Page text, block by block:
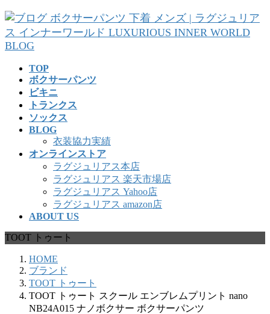
コ
ン
テ
ン
ナ
ビ
ゲ
ー
TOP
ボクサーパンツ
ビキニ
トランクス
ソックス
BLOG
衣装協力実績
オンラインストア
ラグジュリアス本店
ラグジュリアス 楽天市場店
ラグジュリアス Yahoo店
ラグジュリアス amazon店
ABOUT US
TOOT トゥート
HOME
ブランド
TOOT トゥート
TOOT トゥート スクール エンブレムプリント nano
NB24A015 ナノボクサー ボクサーパンツ